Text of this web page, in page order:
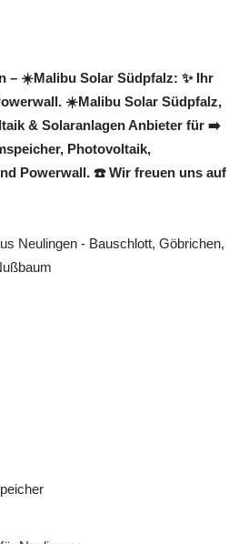
– ☀️Malibu Solar Südpfalz: ✨ Ihr
☀️Malibu Solar Südpfalz,
& Solaranlagen Anbieter für ➡️
Photovoltaik,
Powerwall. ☎️ Wir freuen uns auf